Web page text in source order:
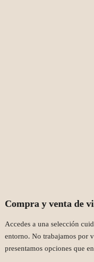
Compra y venta de
Accedes a una selección
entorno. No trabajamos por
presentamos opciones que